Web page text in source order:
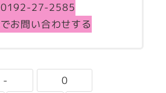
0192-27-2585
お問い合わせする
- 0